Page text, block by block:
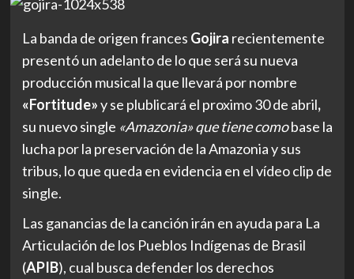
La banda de origen frances Gojira recientemente
presentó un adelanto de lo que será su nueva
producción musical la que llevará por nombre
«Fortitude»y se plublicará el proximo 30 de abril,
su nuevo single «Amazonia»que tiene como base la
lucha porla preservación de la Amazonia y sus
tribus, lo que queda en evidencia en el vídeo clip de
single.
Las ganancias de la canciónirán en ayuda para La
Articulación de los Pueblos Indígenas de Brasil
(APIB), cual busca defender los derechos